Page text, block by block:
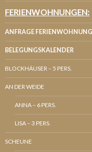
FERIENWOHNUNGEN:
ANFRAGE FERIENWOHNUNG
BELEGUNGSKALENDER
BLOCKHÄUSER – 5 PERS.
AN DER WEIDE
ANNA – 6 PERS.
LISA – 3 PERS.
SCHEUNE